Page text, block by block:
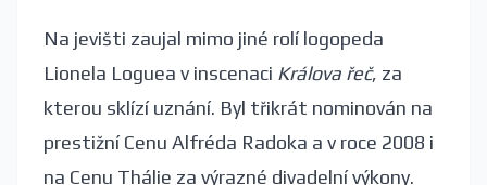
Na jevišti zaujal mimo jiné rolí logopeda
Lionela Loguea v inscenaci Králova řeč, za
kterou sklízí uznání. Byl třikrát nominován na
prestižní Cenu Alfréda Radoka a v roce 2008 i
na Cenu Thálie za výrazné divadelní výkony.